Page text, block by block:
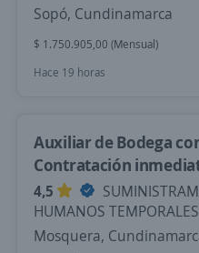
Sopó, Cundinamarca
$ 1.750.905,00 (Mensual)
Hace 19 horas
Auxiliar de Bodega
Contratación
4,5
HUMANOS
Mosquera,